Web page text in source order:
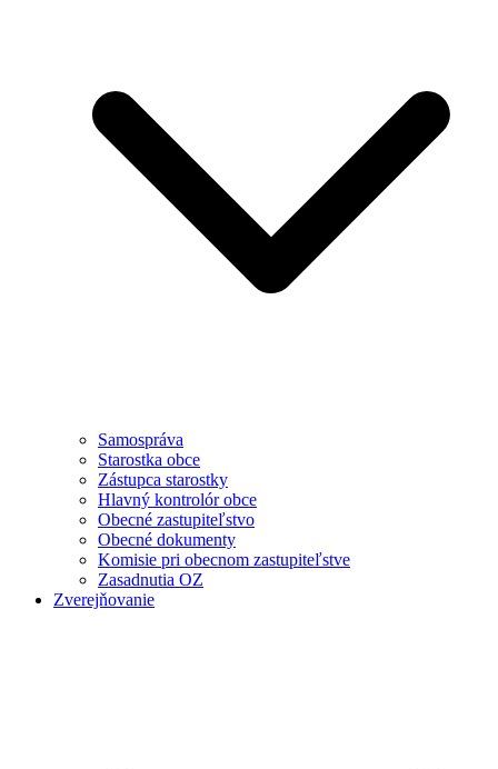
Samospráva
Starostka obce
Zástupca starostky
Hlavný kontrolór obce
Obecné zastupiteľstvo
Obecné dokumenty
Komisie pri obecnom zastupiteľstve
Zasadnutia OZ
Zverejňovanie